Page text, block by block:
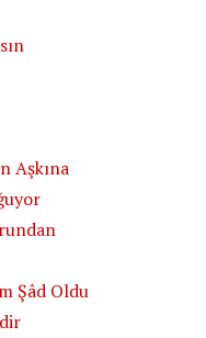
Aşkına
Şâd Oldu